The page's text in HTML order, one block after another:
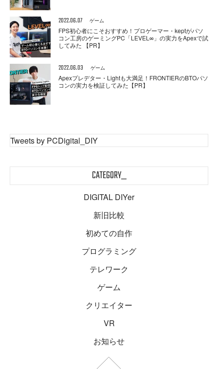
2022.06.07 ゲーム
FPS初心者にこそおすすめ！プロゲーマー・keptがパソ
コン工房のゲーミングPC「LEVEL∞」の実力をApexで試
してみた 【PR】
2022.06.03 ゲーム
Apexプレデター・Lightも大満足！FRONTIERのBTOパソ
コンの実力を検証してみた【PR】
Tweets by PCDigital_DIY
CATEGORY_
DIGITAL DIYer
新旧比較
初めての自作
プログラミング
テレワーク
ゲーム
クリエイター
VR
お知らせ